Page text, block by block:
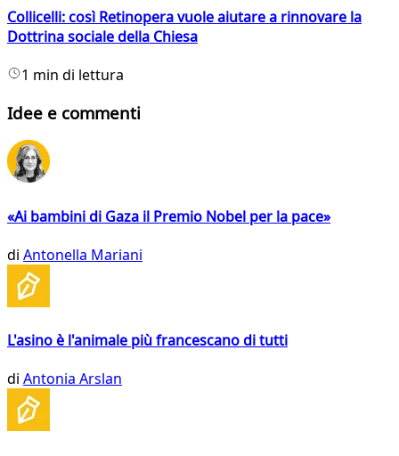
Collicelli: così Retinopera vuole aiutare a rinnovare la
Dottrina sociale della Chiesa
1 min di lettura
Idee e commenti
«Ai bambini di Gaza il Premio Nobel per la pace»
di Antonella Mariani
L'asino è l'animale più francescano di tutti
di Antonia Arslan